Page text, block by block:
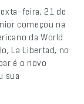
feira, 21 de
começou na
da World
La Libertad, no
é o novo
sua